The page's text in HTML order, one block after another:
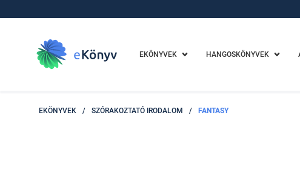
EKÖNYVEK HANGOSKÖNYVEK
EKÖNYVEK / SZÓRAKOZTATÓ IRODALOM / FANTASY